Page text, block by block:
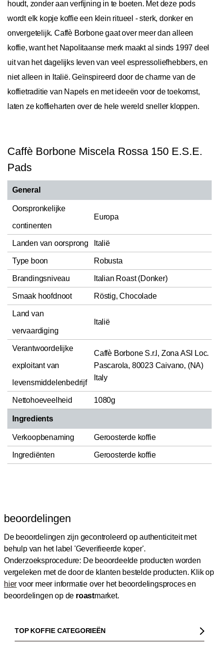
houdt, zonder aan verfijning in te boeten. Met deze pods
wordt elk kopje koffie een klein ritueel - sterk, donker en
onvergetelijk. Caffè Borbone gaat over meer dan alleen
koffie, want het Napolitaanse merk maakt al sinds 1997 deel
uit van het dagelijks leven van veel espressoliefhebbers, en
niet alleen in Italië. Geïnspireerd door de charme van de
koffietraditie van Napels en met ideeën voor de toekomst,
laten ze koffieharten over de hele wereld sneller kloppen.
Caffè Borbone Miscela Rossa 150 E.S.E.
Pads
General
Oorspronkelijke
continenten
Europa
Landen van oorsprong Italië
Type boon Robusta
Brandingsniveau Italian Roast (Donker)
Smaak hoofdnoot Röstig, Chocolade
Land van
vervaardiging
Italië
Verantwoordelijke
exploitant van
levensmiddelenbedrijf
Caffè Borbone S.r.l, Zona ASI Loc.
Pascarola, 80023 Caivano, (NA)
Italy
Nettohoeveelheid 1080g
Ingredients
Verkoopbenaming Geroosterde koffie
Ingrediënten Geroosterde koffie
beoordelingen
De beoordelingen zijn gecontroleerd op authenticiteit met
behulp van het label 'Geverifieerde koper'.
Onderzoeksprocedure: De beoordeelde producten worden
vergeleken met de door de klanten bestelde producten. Klik op
hier voor meer informatie over het beoordelingsproces en
beoordelingen op de roastmarket.
TOP KOFFIE CATEGORIEËN